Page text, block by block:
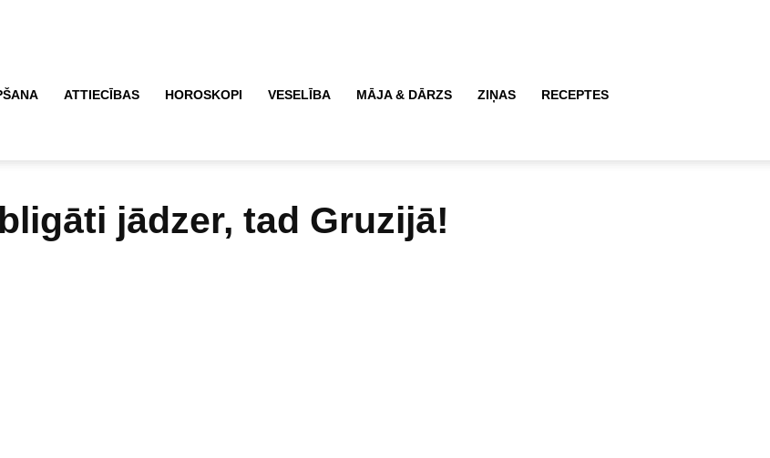
ATTIECĪBAS HOROSKOPI VESELĪBA MĀJA & DĀRZS ZIŅAS RECEPTES
jādzer, tad Gruzijā!